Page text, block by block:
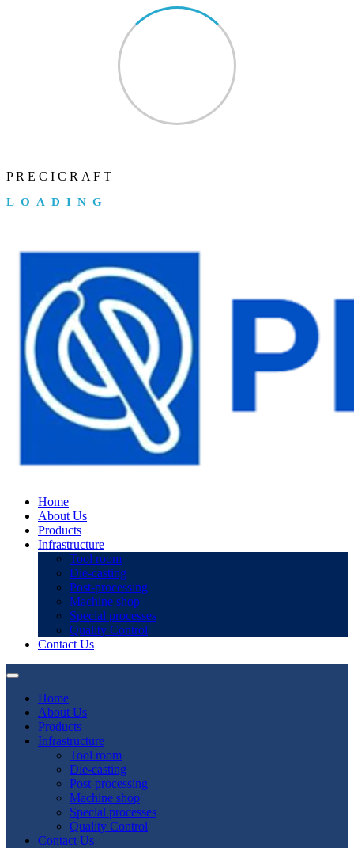
PR E C I C R A F T
LOADING
Home
About Us
Products
Infrastructure
Tool room
Die-casting
Post-processing
Machine shop
Special processes
Quality Control
Contact Us
Home
About Us
Products
Infrastructure
Tool room
Die-casting
Post-processing
Machine shop
Special processes
Quality Control
Contact Us